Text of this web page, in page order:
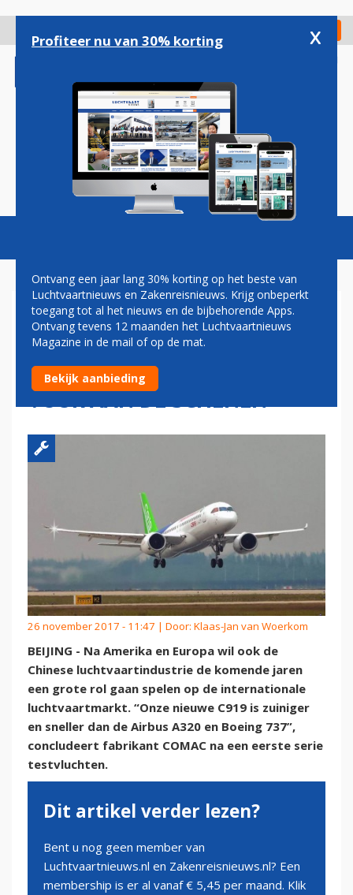
gaan
Check in
Magazine Podcasts Vacatures
CHINESE
LUCHTVAARTINDUSTRIE
LEGT AIRBUS EN BOEING HET
VUUR AAN DE SCHENEN
26 november 2017 - 11:47 | Door: Klaas-Jan van Woerkom
BEIJING - Na Amerika en Europa wil ook de
Chinese luchtvaartindustrie de komende jaren
een grote rol gaan spelen op de internationale
luchtvaartmarkt. “Onze nieuwe C919 is zuiniger
en sneller dan de Airbus A320 en Boeing 737”,
concludeert fabrikant COMAC na een eerste serie
testvluchten.
Dit artikel verder lezen?
Bent u nog geen member van
Luchtvaartnieuws.nl en Zakenreisnieuws.nl? Een
membership is er al vanaf € 5,45 per maand. Klik
Profiteer nu van 30% korting x
Ontvang een jaar lang 30% korting op het beste van
Luchtvaartnieuws en Zakenreisnieuws. Krijg onbeperkt
toegang tot al het nieuws en de bijbehorende Apps.
Ontvang tevens 12 maanden het Luchtvaartnieuws
Magazine in de mail of op de mat.
Bekijk aanbieding